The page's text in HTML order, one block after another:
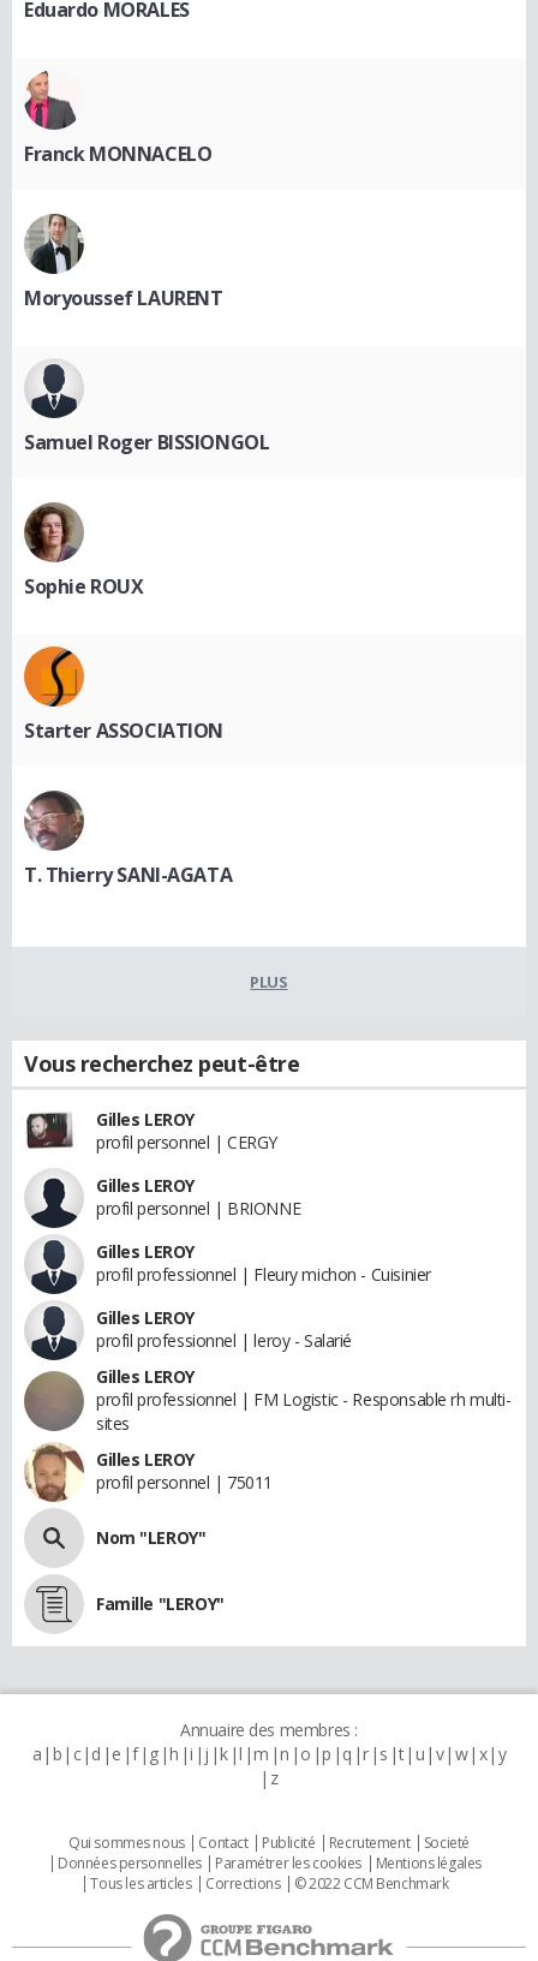
Eduardo MORALES
Franck MONNACELO
Moryoussef LAURENT
Samuel Roger BISSIONGOL
Sophie ROUX
Starter ASSOCIATION
T. Thierry SANI-AGATA
PLUS
Vous recherchez peut-être
Gilles LEROY
profil personnel | CERGY
Gilles LEROY
profil personnel | BRIONNE
Gilles LEROY
profil professionnel | Fleury michon - Cuisinier
Gilles LEROY
profil professionnel | leroy - Salarié
Gilles LEROY
profil professionnel | FM Logistic - Responsable rh multi-
sites
Gilles LEROY
profil personnel | 75011
Nom "LEROY"
Famille "LEROY"
Annuaire des membres :
a b c d e f g h i j k l m n o p q r s t u v w x y
z
Qui sommes nous Contact Publicité Recrutement
Societé
Données personnelles
Paramétrer les cookies
Mentions légales
Tous les articles
Corrections © 2022 CCM Benchmark